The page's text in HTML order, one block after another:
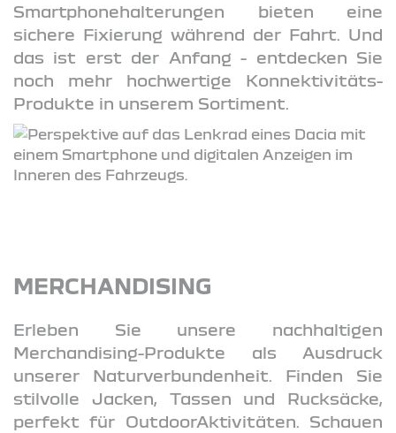
Smartphonehalterungen bieten eine
sichere Fixierung während der Fahrt. Und
das ist erst der Anfang - entdecken Sie
noch mehr hochwertige Konnektivitäts-
Produkte in unserem Sortiment.
MERCHANDISING
Erleben Sie unsere nachhaltigen
Merchandising-Produkte als Ausdruck
unserer Naturverbundenheit. Finden Sie
stilvolle Jacken, Tassen und Rucksäcke,
perfekt für OutdoorAktivitäten. Schauen